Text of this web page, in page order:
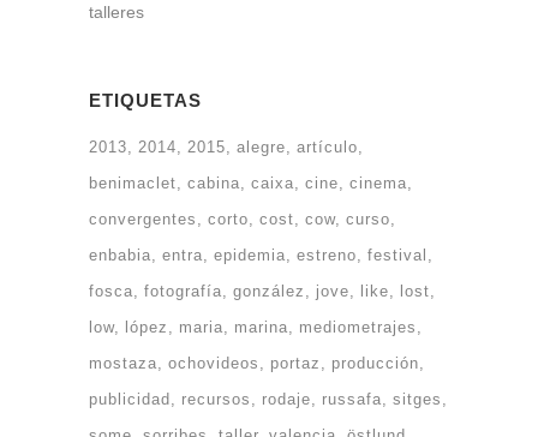
talleres
ETIQUETAS
2013 2014 2015 alegre
artículo
benimaclet
cabina caixa cine
cinema
convergentes
corto cost cow curso
enbabia
entra epidemia estreno
festival
fosca
fotografía gonzález jove like
lost
low
lópez maria marina
mediometrajes
mostaza
ochovideos portaz
producción
publicidad
recursos rodaje russafa
sitges